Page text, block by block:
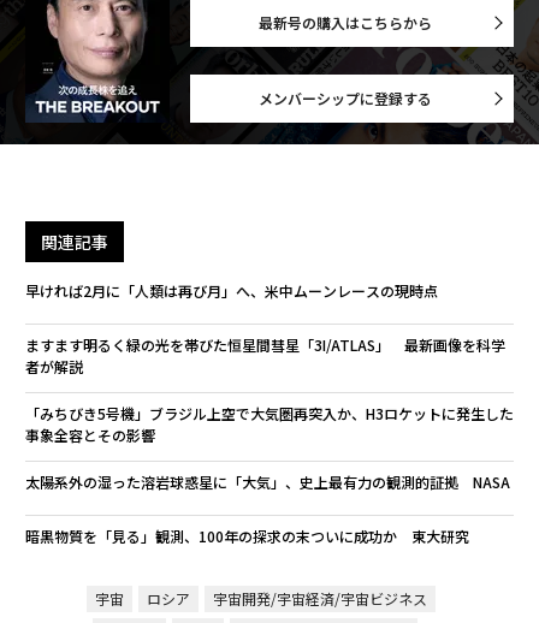
最新号の購入はこちらから
メンバーシップに登録する
関連記事
早ければ2月に「人類は再び月」へ、米中ムーンレースの現時点
ますます明るく緑の光を帯びた恒星間彗星「3I/ATLAS」 最新画像を科学
者が解説
「みちびき5号機」ブラジル上空で大気圏再突入か、H3ロケットに発生した
事象全容とその影響
太陽系外の湿った溶岩球惑星に「大気」、史上最有力の観測的証拠 NASA
暗黒物質を「見る」観測、100年の探求の末ついに成功か 東大研究
宇宙 ロシア
宇宙開発/宇宙経済/宇宙ビジネス